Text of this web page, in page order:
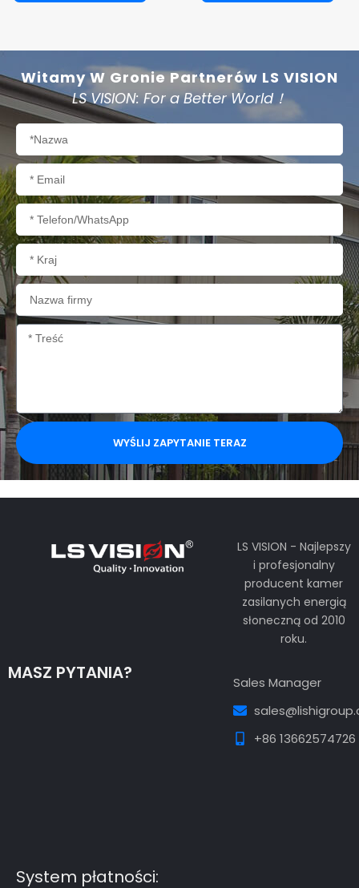
Witamy W Gronie Partnerów LS VISION
LS VISION: For a Better World！
Nazwa
E-
mail
Telefon/WhatsApp
Kraj
Nazwa
firmy
Treść
WYŚLIJ ZAPYTANIE TERAZ
LS VISION - Najlepszy
i profesjonalny
producent kamer
zasilanych energią
słoneczną od 2010
roku.
MASZ PYTANIA?
Sales Manager
+86 13662574726
System płatności: